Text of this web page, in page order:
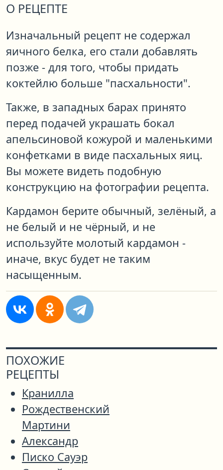
О РЕЦЕПТЕ
Изначальный рецепт не содержал
яичного белка, его стали добавлять
позже - для того, чтобы придать
коктейлю больше "пасхальности".
Также, в западных барах принято
перед подачей украшать бокал
апельсиновой кожурой и маленькими
конфетками в виде пасхальных яиц.
Вы можете видеть подобную
конструкцию на фотографии рецепта.
Кардамон берите обычный, зелёный, а
не белый и не чёрный, и не
используйте молотый кардамон -
иначе, вкус будет не таким
насыщенным.
ПОХОЖИЕ
РЕЦЕПТЫ
Кранилла
Рождественский
Мартини
Александр
Писко Сауэр